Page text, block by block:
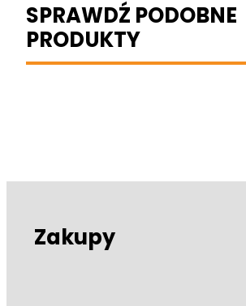
SPRAWDŹ PODOBNE
PRODUKTY
Zakupy